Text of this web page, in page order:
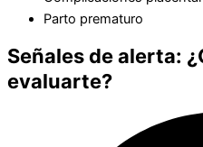
Parto prematuro
Señales de alerta:
evaluarte?